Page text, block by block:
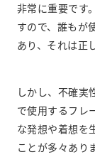
非常に重要です
すので、誰もが
あり、それは正
しかし、不確実
で使用するフレ
な発想や着想を
ことが多々あり